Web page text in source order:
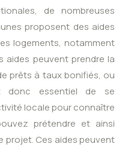
de nombreuses
proposent des aides
logements, notamment
aides peuvent prendre la
prêts à taux bonifiés, ou
donc essentiel de se
locale pour connaître
prétendre et ainsi
projet. Ces aides peuvent